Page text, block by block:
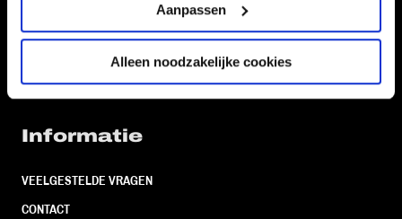
Aanpassen
Alleen noodzakelijke cookies
STADION
Informatie
VEELGESTELDE VRAGEN
CONTACT